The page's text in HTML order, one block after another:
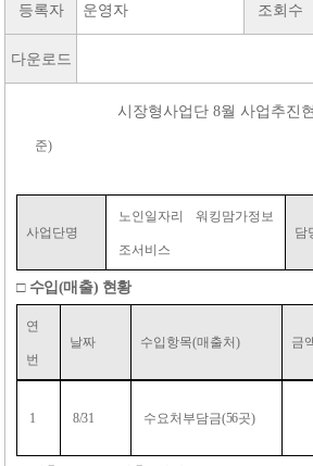
등록자 운영자 조회수
다운로드
시장형사업단8월 사업추진
준)
사업단명
노인일자리 워킹맘가정보
조서비스
담
□ 수입 (매출) 현황
연
번
날짜 수입항목(매출처 ) 금
1 8/31 수요처부담금(56곳)